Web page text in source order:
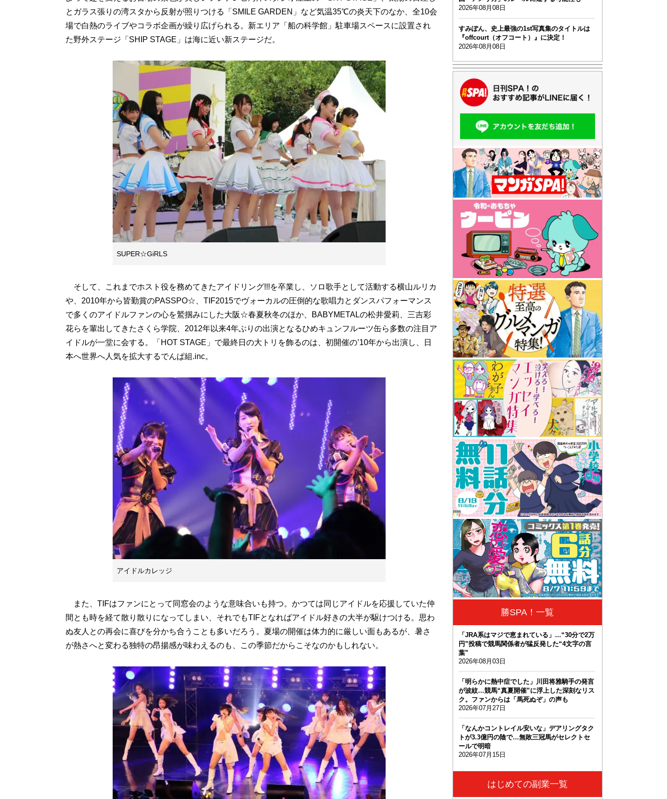
とガラス張りの湾スタから反射が照りつける「SMILE GARDEN」など気温35℃の炎天下のなか、全10会
場で白熱のライブやコラボ企画が繰り広げられる。新エリア「船の科学館」駐車場スペースに設置され
た野外ステージ「SHIP STAGE」は海に近い新ステージだ。
SUPER☆GiRLS
そして、これまでホスト役を務めてきたアイドリング!!!を卒業し、ソロ歌手として活動する横山ルリカ
や、2010年から皆勤賞のPASSPO☆、TIF2015でヴォーカルの圧倒的な歌唱力とダンスパフォーマンス
で多くのアイドルファンの心を鷲掴みにした大阪☆春夏秋冬のほか、BABYMETALの松井愛莉、三吉彩
花らを輩出してきたさくら学院、2012年以来4年ぶりの出演となるひめキュンフルーツ缶ら多数の注目ア
イドルが一堂に会する。「HOT STAGE」で最終日の大トリを飾るのは、初開催の’10年から出演し、日
本へ世界へ人気を拡大するでんぱ組.inc。
アイドルカレッジ
また、TIFはファンにとって同窓会のような意味合いも持つ。かつては同じアイドルを応援していた仲
間とも時を経て散り散りになってしまい、それでもTIFとなればアイドル好きの大半が駆けつける。思わ
ぬ友人との再会に喜びを分かち合うことも多いだろう。夏場の開催は体力的に厳しい面もあるが、暑さ
が熱さへと変わる独特の昂揚感が味わえるのも、この季節だからこそなのかもしれない。
2026年08月08日
すみぽん、史上最強の1st写真集のタイトルは
『offcourt（オフコート）』に決定！
2026年08月08日
勝SPA！一覧
「JRA系はマジで恵まれている」…“30分で2万
円”投稿で競馬関係者が猛反発した“4文字の言
葉”
2026年08月03日
「明らかに熱中症でした」川田将雅騎手の発言
が波紋…競馬“真夏開催”に浮上した深刻なリス
ク。ファンからは「馬死ぬぞ」の声も
2026年07月27日
「なんかコントレイル安いな」デアリングタク
トが3.3億円の陰で…無敗三冠馬がセレクトセ
ールで明暗
2026年07月15日
はじめての副業一覧